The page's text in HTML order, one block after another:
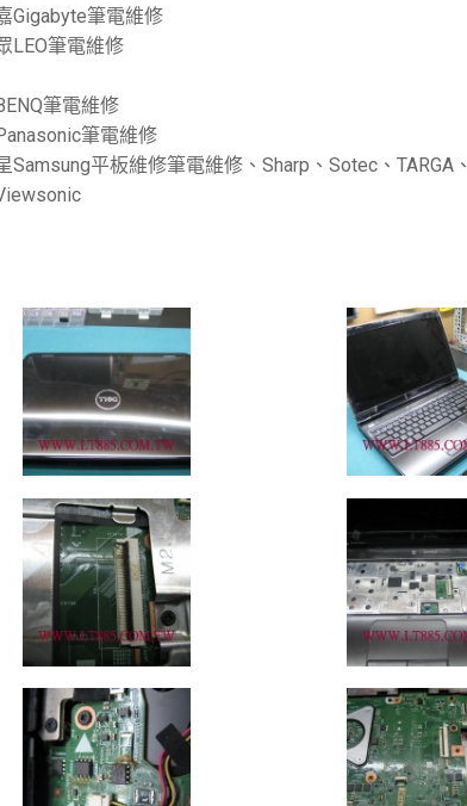
Gigabyte筆電維修
LEO筆電維修
筆電維修
筆電維修
Samsung平板維修筆電維修、Sharp、Sotec、TARGA、